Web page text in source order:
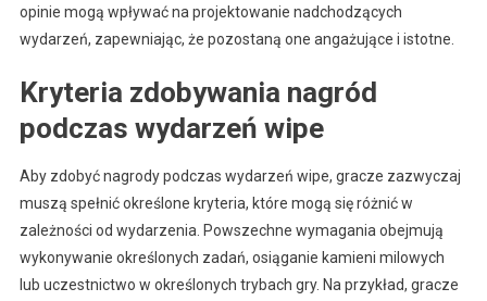
opinie mogą wpływać na projektowanie nadchodzących
wydarzeń, zapewniając, że pozostaną one angażujące i istotne.
Kryteria zdobywania nagród
podczas wydarzeń wipe
Aby zdobyć nagrody podczas wydarzeń wipe, gracze zazwyczaj
muszą spełnić określone kryteria, które mogą się różnić w
zależności od wydarzenia. Powszechne wymagania obejmują
wykonywanie określonych zadań, osiąganie kamieni milowych
lub uczestnictwo w określonych trybach gry. Na przykład, gracze